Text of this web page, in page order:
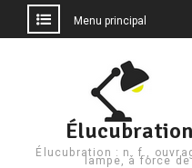
Menu principal
Élucubration : n. f.,
lampe, à force